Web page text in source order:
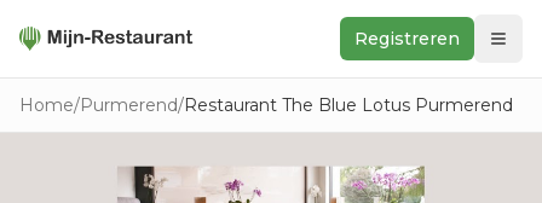
Registreren
Zoeken
Home/Purmerend/Restaurant The Blue Lotus Purmerend